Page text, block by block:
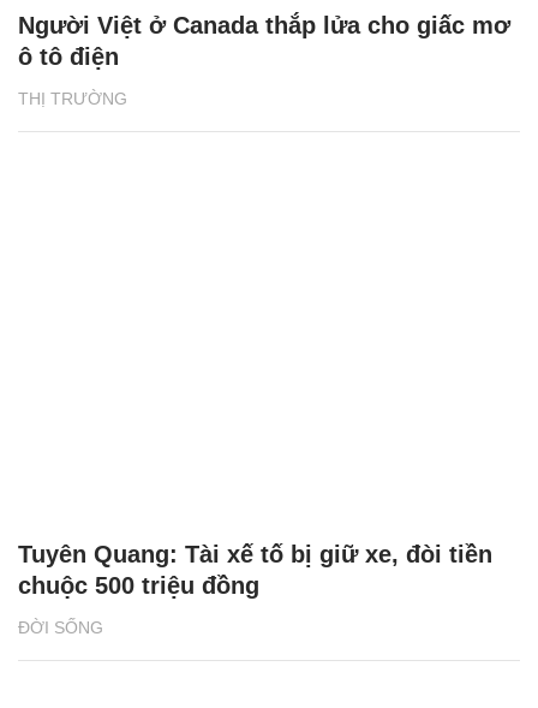
THỊ TRƯỜNG
Người Việt ở Canada thắp lửa cho giấc mơ
ô tô điện
ĐỜI SỐNG
Tuyên Quang: Tài xế tố bị giữ xe, đòi tiền
chuộc 500 triệu đồng